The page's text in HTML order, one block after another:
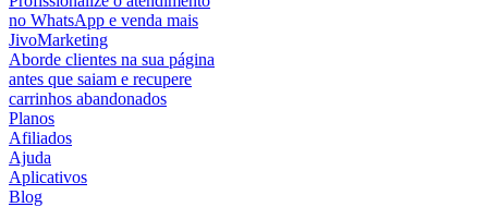
no WhatsApp e venda mais
JivoMarketing
Aborde clientes na sua página
antes que saiam e recupere
carrinhos abandonados
Planos
Afiliados
Ajuda
Aplicativos
Blog